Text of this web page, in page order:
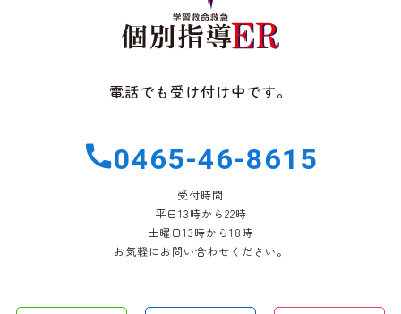
電話でも受け付け中です。
0465-46-8615
受付時間
平日13時から22時
土曜日13時から18時
お気軽にお問い合わせください。